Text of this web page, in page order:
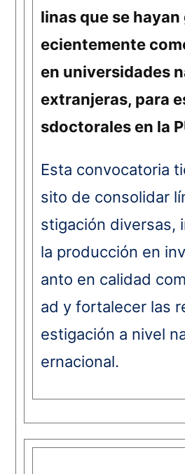
linas que se
ecientemente
en universidades
extranjeras, para
sdoctorales en la
Esta convocatoria
sito de consolidar
stigación diversas,
la producción en
anto en calidad
ad y fortalecer las
estigación a nivel
ernacional.